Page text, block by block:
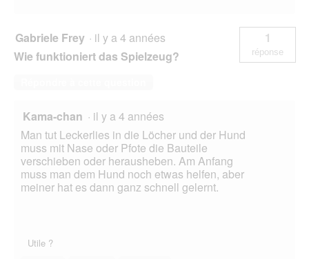
Gabriele Frey · il y a 4 années
Wie funktioniert das Spielzeug?
1
réponse
Kama-chan · il y a 4 années
Man tut Leckerlies in die Löcher und der Hund
muss mit Nase oder Pfote die Bauteile
verschieben oder herausheben. Am Anfang
muss man dem Hund noch etwas helfen, aber
meiner hat es dann ganz schnell gelernt.
Utile ?